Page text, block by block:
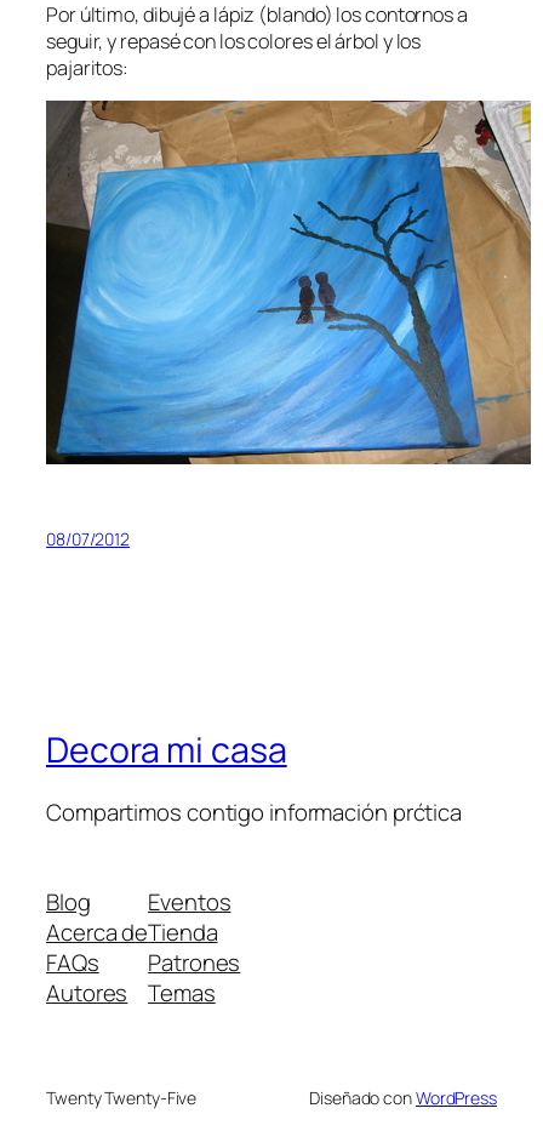
Por último, dibujé a lápiz (blando) los contornos a
seguir, y repasé con los colores el árbol y los
pajaritos:
08/07/2012
Decora mi casa
Compartimos contigo información prćtica
Blog
Acerca de
FAQs
Autores
Eventos
Tienda
Patrones
Temas
Twenty Twenty-Five Diseñado conWordPress